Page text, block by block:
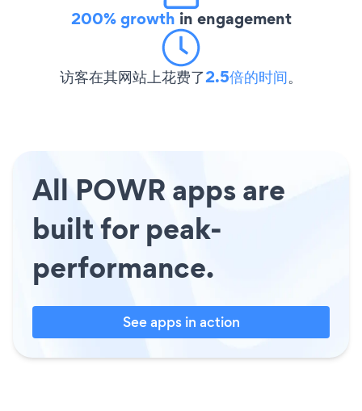
200% growth in engagement
访客在其网站上花费了2.5倍的时间。
All POWR apps are
built for peak-
performance.
See apps in action